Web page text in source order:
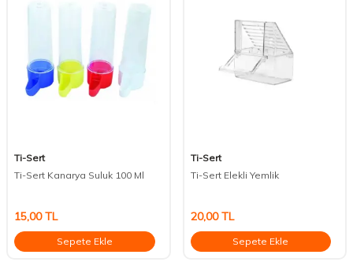
Ti-Sert
Ti-Sert Kanarya Suluk 100 Ml
15,00TL
Sepete Ekle
Ti-Sert
Ti-Sert Elekli Yemlik
20,00TL
Sepete Ekle